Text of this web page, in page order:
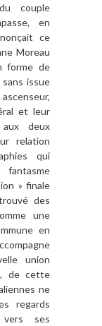
couple
en
ce
Moreau
forme de
sans issue
et leur
deux
relation
qui
» finale
des
une
en
union
de cette
ne
regards
vers ses